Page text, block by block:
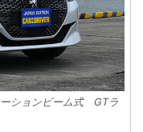
ーションビーム式 GTラ